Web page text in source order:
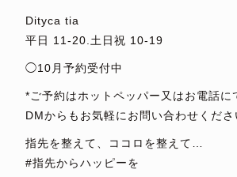
Dityca tia
平日 11-20.土日祝 10-19
◯10月予約受付中
*ご予約はホットペッパー又はお電話に
DMからもお気軽にお問い合わせくださ
指先を整えて、ココロを整えて…
#指先からハッピーを